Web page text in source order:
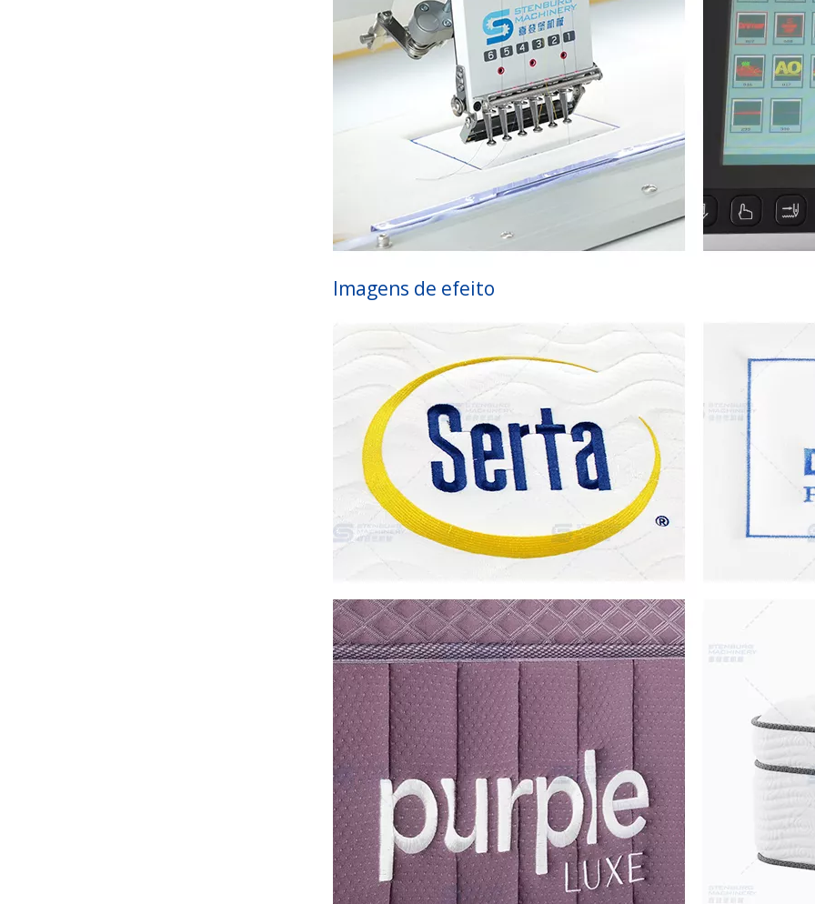
Imagens de efeito